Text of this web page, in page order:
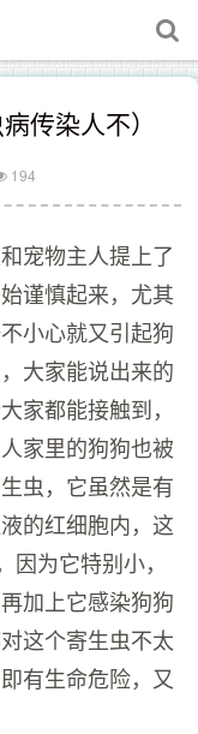
传染人不）
194
宠物主人提上了
谨慎起来，尤其
小心就又引起狗
大家能说出来的
家都能接触到，
家里的狗狗也被
虫，它虽然是有
的红细胞内，这
为它特别小，
加上它感染狗狗
这个寄生虫不太
有生命危险，又